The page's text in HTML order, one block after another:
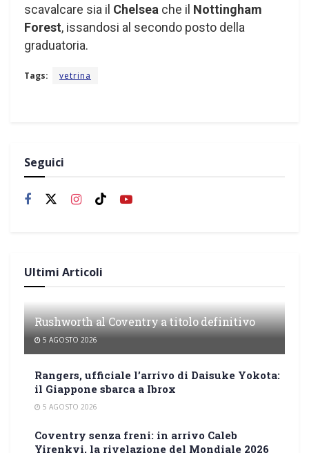
scavalcare sia il Chelsea che il Nottingham
Forest, issandosi al secondo posto della
graduatoria.
Tags: vetrina
Seguici
Ultimi Articoli
Rushworth al Coventry a titolo definitivo
5 AGOSTO 2026
Rangers, ufficiale l’arrivo di Daisuke Yokota:
il Giappone sbarca a Ibrox
5 AGOSTO 2026
Coventry senza freni: in arrivo Caleb
Yirenkyi, la rivelazione del Mondiale 2026